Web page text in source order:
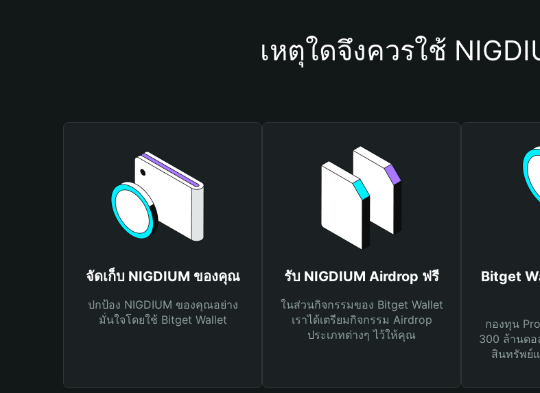
เหตุใดจึงควรใช้
จัดเก็บ NIGDIUM ของคุณ
ปกป้อง NIGDIUM ของคุณอย่าง
มั่นใจโดยใช้ Bitget Wallet
รับ NIGDIUM Airdrop ฟรี
ในส่วนกิจกรรมของ Bitget Wallet
เราได้เตรียมกิจกรรม Airdrop
ประเภทต่างๆ ไว้ให้คุณ
Bitget
กองทุน
300 ล้านดอ
สินทรัพย์